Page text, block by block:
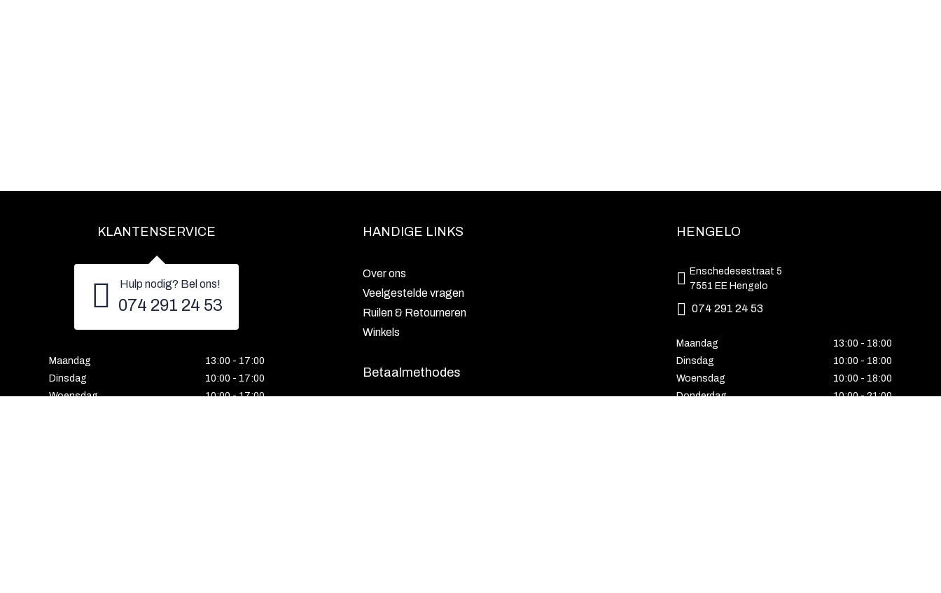
KLANTENSERVICE
Hulp nodig? Bel ons!
074 291 24 53
Maandag
13:00 - 17:00
Dinsdag
10:00 - 17:00
Woensdag
10:00 - 17:00
HANDIGE LINKS
Over ons
Veelgestelde vragen
Ruilen & Retourneren
Winkels
Betaalmethodes
HENGELO
Enschedesestraat 5
7551 EE Hengelo
074 291 24 53
Maandag
13:00 - 18:00
Dinsdag
10:00 - 18:00
Woensdag
10:00 - 18:00
Donderdag
10:00 - 21:00